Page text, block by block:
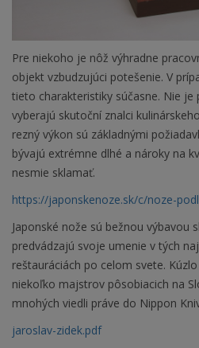
Pre niekoho je nôž výhradne
objekt vzbudzujúci potešenie. V
tieto charakteristiky súčasne. Nie je
vyberajú skutoční znalci
rezný výkon sú základnými
bývajú extrémne dlhé a nároky na
nesmie sklamať.
https://japonskenoze.sk/c/noze-
Japonské nože sú bežnou výbavou
predvádzajú svoje umenie v tých
reštauráciách po celom svete.
niekoľko majstrov pôsobiacich na
mnohých viedli práve do Nippon
jaroslav-zidek.pdf